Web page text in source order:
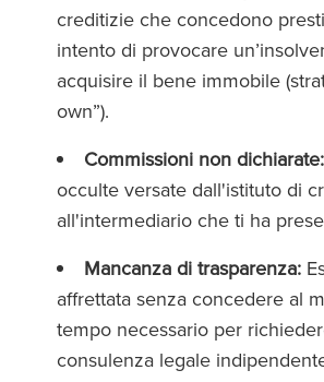
creditizie che concedono
intento di provocare
acquisire il bene immobile
own”).
Commissioni non dichiarate:
occulte versate dall'istituto di
all'intermediario che ti ha
Mancanza di trasparenza:
affrettata senza concedere al
tempo necessario per
consulenza legale